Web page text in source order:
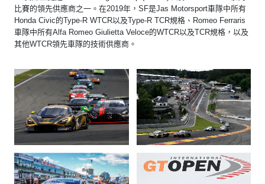
比賽的領先供應商之一。在2019年，SF是Jas Motorsport車隊中所有
Honda Civic的Type-R WTCR以及Type-R TCR規格、Romeo Ferraris
車隊中所有Alfa Romeo Giulietta Veloce的WTCR以及TCR規格，以及
其他WTCR領先車隊的技術供應商。